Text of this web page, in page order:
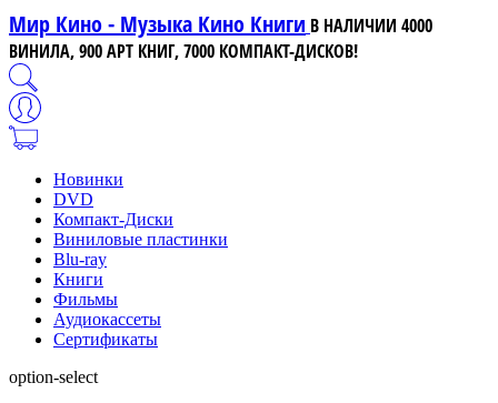
Мир Кино - Музыка Кино Книги В НАЛИЧИИ 4000
ВИНИЛА, 900 АРТ КНИГ, 7000 КОМПАКТ-ДИСКОВ!
Новинки
DVD
Компакт-Диски
Виниловые пластинки
Blu-ray
Книги
Фильмы
Аудиокассеты
Сертификаты
option-select